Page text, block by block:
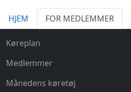
HJEM FOR MEDLEMMER
Køreplan
Medlemmer
Månedens køretøj